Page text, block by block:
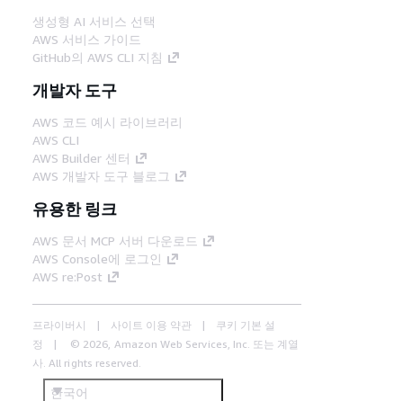
생성형 AI 서비스 선택
AWS 서비스 가이드
GitHub의 AWS CLI 지침
개발자 도구
AWS 코드 예시 라이브러리
AWS CLI
AWS Builder 센터
AWS 개발자 도구 블로그
유용한 링크
AWS 문서 MCP 서버 다운로드
AWS Console에 로그인
AWS re:Post
프라이버시 사이트 이용 약관
쿠키 기본 설
정
© 2026, Amazon Web Services, Inc. 또는 계열
사. All rights reserved.
한국어